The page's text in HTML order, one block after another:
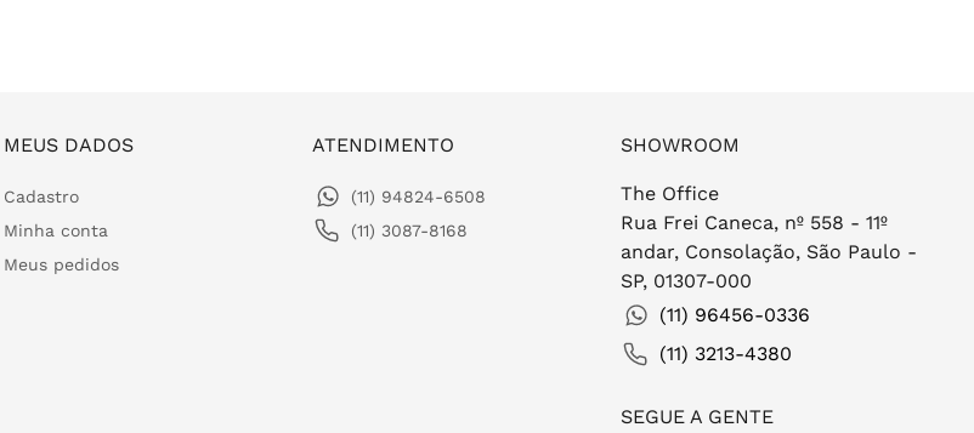
MEUS DADOS
Cadastro
Minha conta
Meus pedidos
ATENDIMENTO
(11) 94824-6508
(11) 3087-8168
SHOWROOM
The Office
Rua Frei Caneca, nº 558 - 11º
andar, Consolação, São Paulo -
SP, 01307-000
(11) 96456-0336
(11) 3213-4380
SEGUE A GENTE